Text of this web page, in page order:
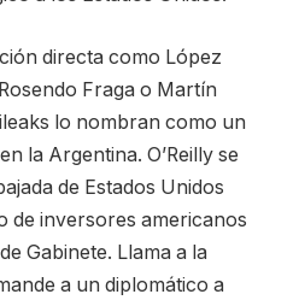
directa como López
Fraga o Martín
lo nombran como un
la Argentina. O’Reilly se
de Estados Unidos
de inversores americanos
Gabinete. Llama a la
a un diplomático a